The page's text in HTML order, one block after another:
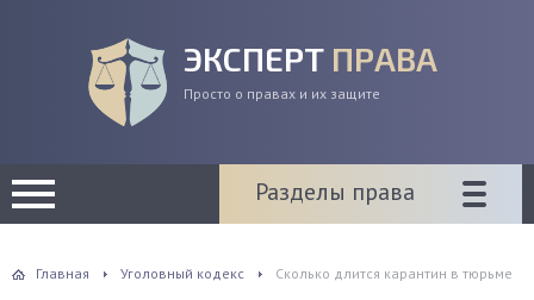
ЭКСПЕРТ ПРАВА
Просто о правах и их защите
Разделы права
Главная Уголовный кодекс Сколько длится карантин в тюрьме